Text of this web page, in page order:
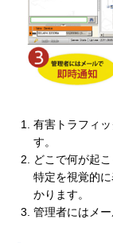
有害トラフィ
す。
どこで何が起
特定を視覚的
かります。
管理者にはメ